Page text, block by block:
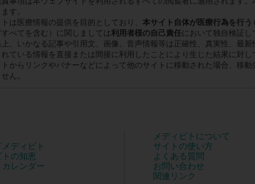
す。
は医療情報の提供を目的としており、 本サイト自体が医療行為を行う
べてを含む）に関しましては利用者様の自己責任において独自検証
、いかなる記事や引用文、画像、音声情報等は正確性、真実性、最
ている情報を直接または間接に利用したことにより生じた結果に対し
からリンクやバナーなどによって他のサイトに移動された場合、移
ん。
ディビト
の知恵
レンダー
メディビトについて
サイトの使い方
よくある質問
お問い合わせ
関連リンク